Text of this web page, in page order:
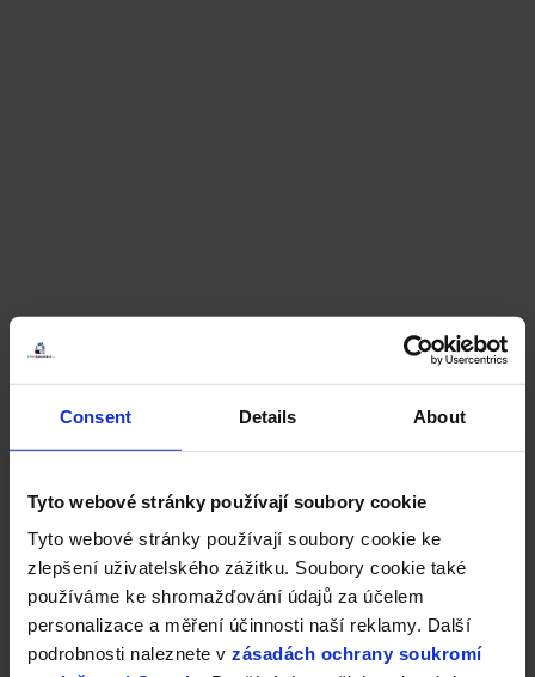
Consent Details About
Tyto webové stránky používají soubory cookie
Tyto webové stránky používají soubory cookie ke
zlepšení uživatelského zážitku. Soubory cookie také
používáme ke shromažďování údajů za účelem
personalizace a měření účinnosti naší reklamy. Další
podrobnosti naleznete v zásadách ochrany soukromí